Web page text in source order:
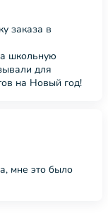
заказа в
школьную
для
на Новый год!
мне это было